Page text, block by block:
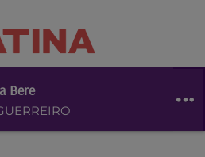
Bere